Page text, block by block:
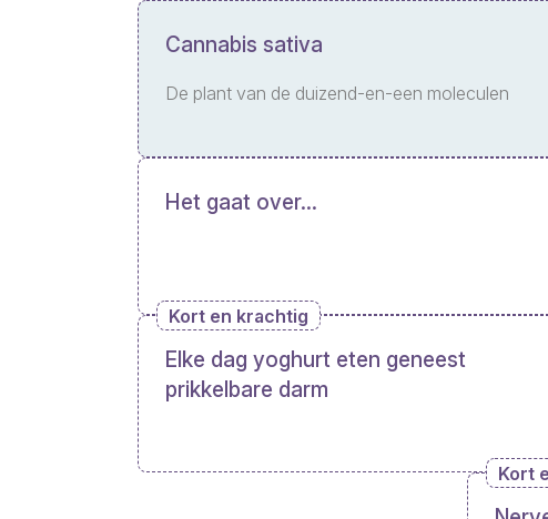
Cannabis sativa
De plant van de duizend-en-een moleculen
Het gaat over...
Kort en krachtig
Elke dag yoghurt eten geneest
prikkelbare darm
Kort